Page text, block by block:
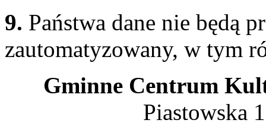
9. Państwa dane nie będą
zautomatyzowany, w tym
Gminne Centrum
Piastowska